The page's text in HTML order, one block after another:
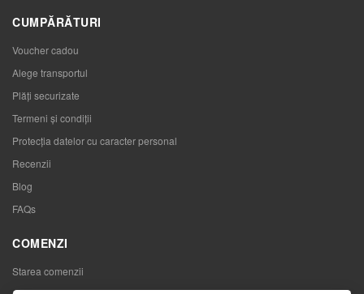
CUMPĂRĂTURI
Voucher cadou
Alege transportul
Plăți securizate
Termeni și condiții
Protecția datelor cu caracter personal
Recenzii
Blog
FAQs
COMENZI
Starea comenzii